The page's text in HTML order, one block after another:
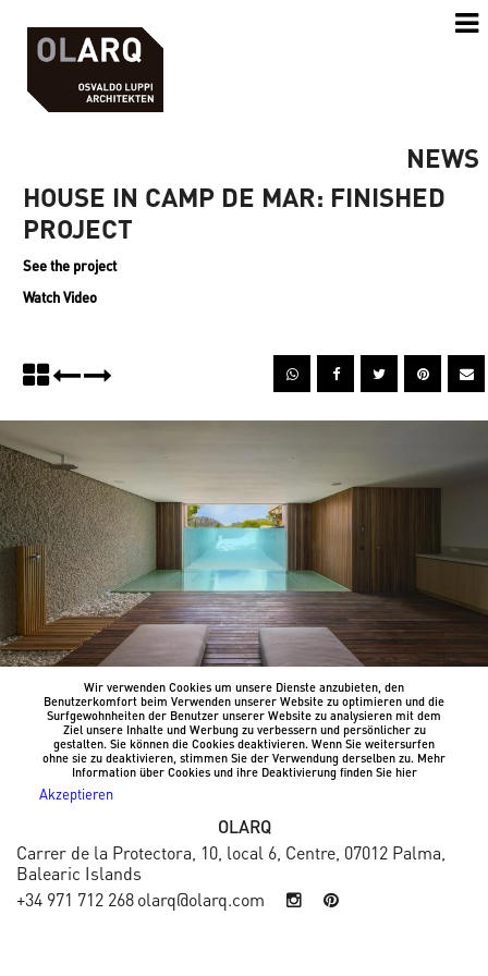
NEWS
HOUSE IN CAMP DE MAR: FINISHED
PROJECT
See the project
Watch Video
Wir verwenden Cookies um unsere Dienste anzubieten, den
Benutzerkomfort beim Verwenden unserer Website zu optimieren und die
Surfgewohnheiten der Benutzer unserer Website zu analysieren mit dem
Ziel unsere Inhalte und Werbung zu verbessern und persönlicher zu
gestalten. Sie können die Cookies deaktivieren. Wenn Sie weitersurfen
ohne sie zu deaktivieren, stimmen Sie der Verwendung derselben zu. Mehr
Information über Cookies und ihre Deaktivierung finden Sie hier
Akzeptieren
OLARQ
Carrer de la Protectora, 10, local 6, Centre, 07012 Palma,
Balearic Islands
+34 971 712 268olarq@olarq.com